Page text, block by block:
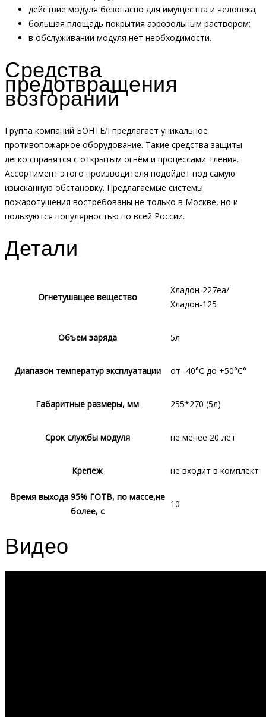
действие модуля безопасно для имущества и человека;
большая площадь покрытия аэрозольным раствором;
в обслуживании модуля нет необходимости.
Средства
предотвращения
возгораний
Группа компаний БОНТЕЛ предлагает уникальное
противопожарное оборудование. Такие средства защиты
легко справятся с открытым огнём и процессами тления.
Ассортимент этого производителя подойдёт под самую
изысканную обстановку. Предлагаемые системы
пожаротушения востребованы не только в Москве, но и
пользуются популярностью по всей России.
Детали
Огнетушащее вещество
Хладон-227ea/
Хладон-125
Объем заряда 5л
Диапазон температур эксплуатации от -40°С до +50°С°
Габаритные размеры, мм 255*270 (5л)
Срок службы модуля не менее 20 лет
Крепеж не входит в комплект
Время выхода 95% ГОТВ, по массе,не
более, с
10
Видео